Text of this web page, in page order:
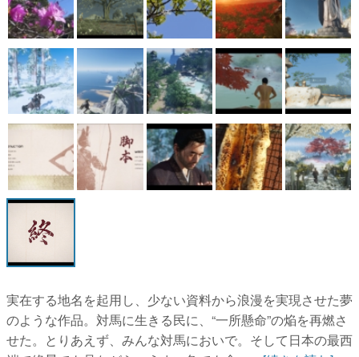
実在する地名を起用し、少ない資料から浪漫を実現させた夢
のような作品。対馬に生きる民に、“一所懸命”の焔を再燃さ
せた。とりあえず、みんな対馬においで。そして日本の最西